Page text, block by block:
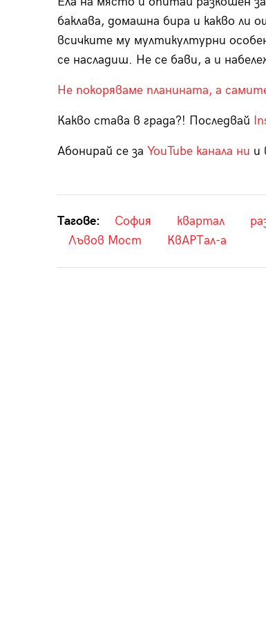
баклава, домашна бира и какво
всичките му мултикултурни
се насладиш. Не се бави, а и
Не покоряваме планината, а
Какво става в града?! Последвай
Абонирай се за YouTube канала ни и
Тагове: София квартал
Лъвов Мост
КвАРТал-а